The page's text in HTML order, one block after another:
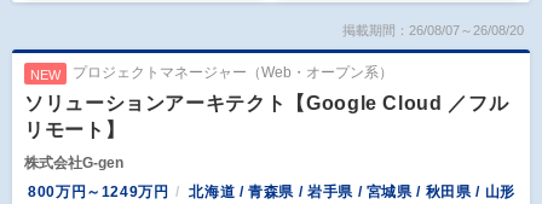
掲載期間：26/08/07～26/08/20
NEW プロジェクトマネージャー（Web・オープン系）
ソリューションアーキテクト【Google Cloud ／フル
リモート】
株式会社G-gen
800万円～1249万円
北海道 / 青森県 / 岩手県 / 宮城県 / 秋田県 / 山形